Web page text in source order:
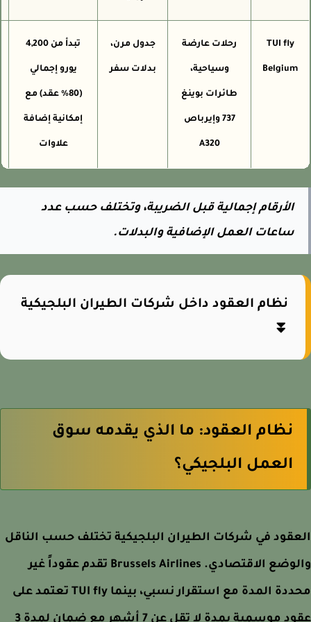
TUI fly
Belgium
رحلات عارضة
وسياحية،
طائرات بوينغ
737 وإيرباص
A320
جدول مرن،
بدلات سفر
تبدأ من 4,200
يورو إجمالي
(80% عقد) مع
إمكانية إضافة
علاوات
الأرقام إجمالية قبل الضريبة، وتختلف حسب عدد
ساعات العمل الإضافية والبدلات.
نظام العقود داخل شركات الطيران البلجيكية
نظام العقود: ما الذي يقدمه سوق
العمل البلجيكي؟
في شركات الطيران البلجيكية تختلف حسب الناقل
والوضع الاقتصادي. Brussels Airlines تقدم عقوداً غير
محددة المدة مع استقرار نسبي، بينما TUI fly تعتمد على
عقود موسمية بمدة لا تقل عن 7 أشهر مع ضمان لمدة 3